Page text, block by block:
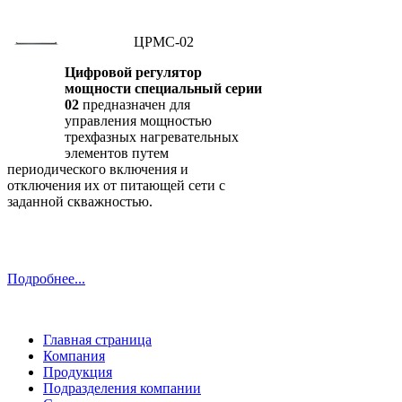
ЦРМС-02
Цифровой регулятор
мощности специальный серии
02 предназначен для
управления мощностью
трехфазных нагревательных
элементов путем
периодического включения и
отключения их от питающей сети с
заданной скважностью.
Подробнее...
Главная страница
Компания
Продукция
Подразделения компании